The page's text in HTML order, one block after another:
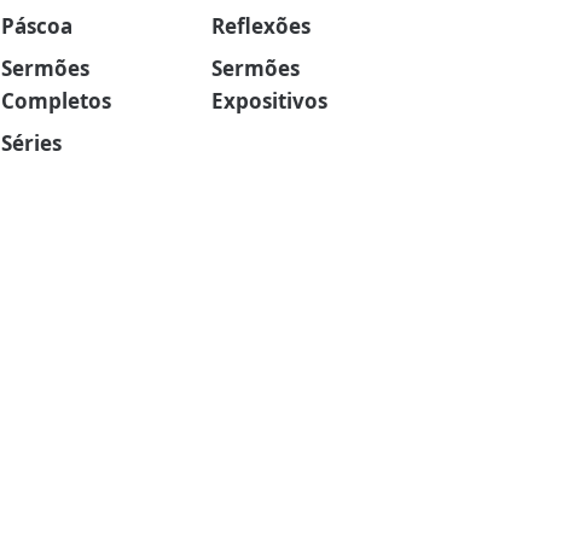
Páscoa
Reflexões
Sermões
Completos
Sermões
Expositivos
Séries